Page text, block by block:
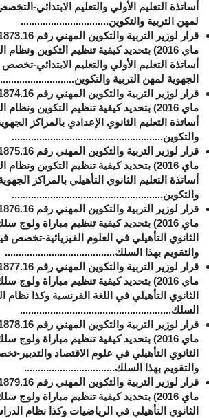
أساتذة التعليم الأولي والتعليم الابتدائي-
لمهن التربية والتكوين................................
ماي 2016) بتحديد كيفية تنظيم التكوين
أساتذة التعليم الأولي والتعليم الابتدائي-تخصص
الجهوية لمهن التربية
قرار لوزير التربية والتكوين المهني رقم
ماي 2016) بتحديد كيفية تنظيم التكوين
أساتذة التعليم الثانوي الإعدادي بالمراكز
والتكوين....................
...................................
ماي 2016) بتحديد كيفية تنظيم التكوين
أساتذة التعليم الثانوي التأهيلي بالمراكز
والتكوين.......................................................
ماي 2016) بتحديد كيفية تنظيم مباراة
الثانوي التأهيلي في العلوم الفيزيائية-تخصص
والتقويم بهذا السلك........................................
ماي 2016) بتحديد كيفية تنظيم مباراة
الثانوي التأهيلي في اللغة الفرنسية وكذا نظام
السلك.......................................................
ماي 2016) بتحديد كيفية تنظيم مباراة
الثانوي التأهيلي في علوم الاقتصاد والتدبير-
والتقويم بهذا السلك.................................
ماي 2016) بتحديد كيفية تنظيم مباراة
الثانوي التأهيلي في الرياضيات وكذا نظام